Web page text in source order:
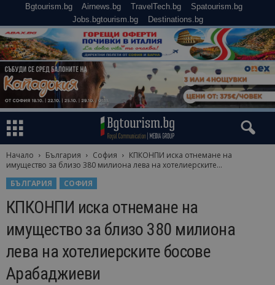
Bgtourism.bg Airnews.bg TravelTech.bg
Spatourism.bg
Jobs.bgtourism.bg
Destinations.bg
Начало България София
КПКОНПИ иска отнемане на
имущество за близо 380 милиона лева на хотелиерските...
БЪЛГАРИЯ
СОФИЯ
КПКОНПИ иска отнемане на
имущество за близо 380 милиона
лева на хотелиерските босове
Арабаджиеви